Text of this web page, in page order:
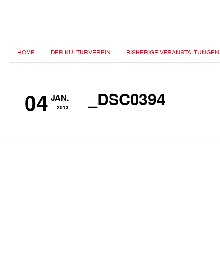
HOME DER KULTURVEREIN BISHERIGE VERANSTALTUNGEN
04 JAN.
2013 _DSC0394